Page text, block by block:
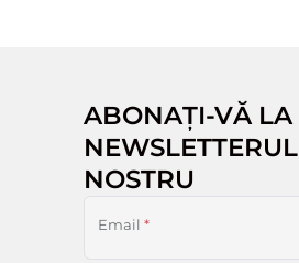
ABONAȚI-VĂ LA
NEWSLETTERUL
NOSTRU
Email *